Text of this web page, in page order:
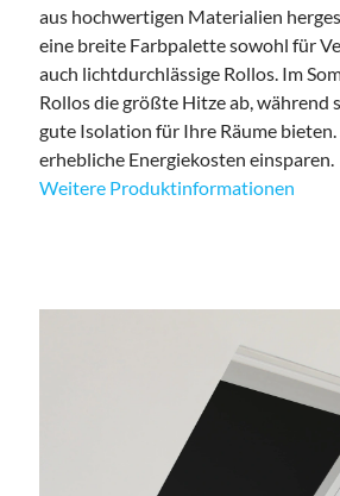
aus hochwertigen Materialien
eine breite Farbpalette sowohl für
auch lichtdurchlässige Rollos. Im
Rollos die größte Hitze ab, während
gute Isolation für Ihre Räume bieten.
erhebliche Energiekosten einsparen.
Weitere Produktinformationen